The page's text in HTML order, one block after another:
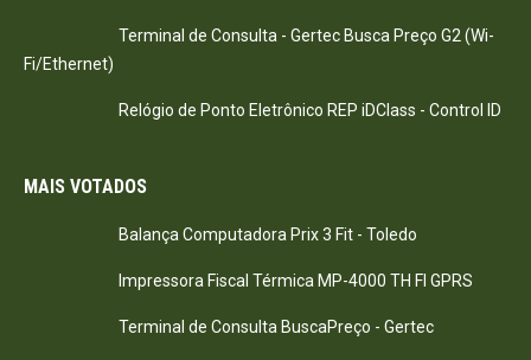
Terminal de Consulta - Gertec Busca Preço G2 (Wi-
Fi/Ethernet)
Relógio de Ponto Eletrônico REP iDClass - Control ID
MAIS VOTADOS
Balança Computadora Prix 3 Fit - Toledo
Impressora Fiscal Térmica MP-4000 TH FI GPRS
Terminal de Consulta BuscaPreço - Gertec